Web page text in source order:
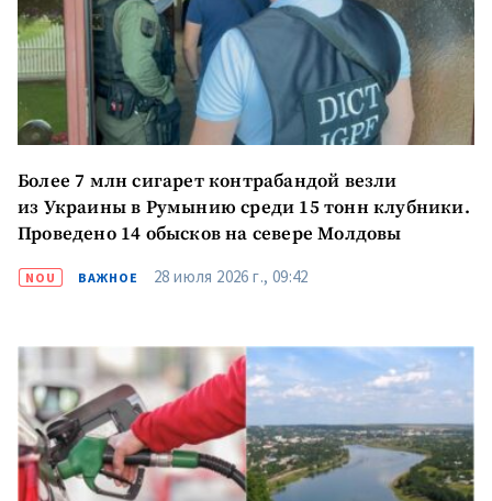
Более 7 млн сигарет контрабандой везли
из Украины в Румынию среди 15 тонн клубники.
Проведено 14 обысков на севере Молдовы
NOU ВАЖНОЕ 28 июля 2026 г., 09:42